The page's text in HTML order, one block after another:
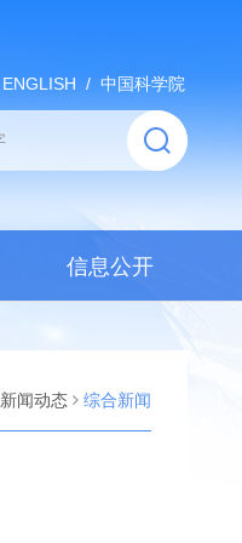
ENGLISH / 中国科学院
信息公开
新闻动态 综合新闻